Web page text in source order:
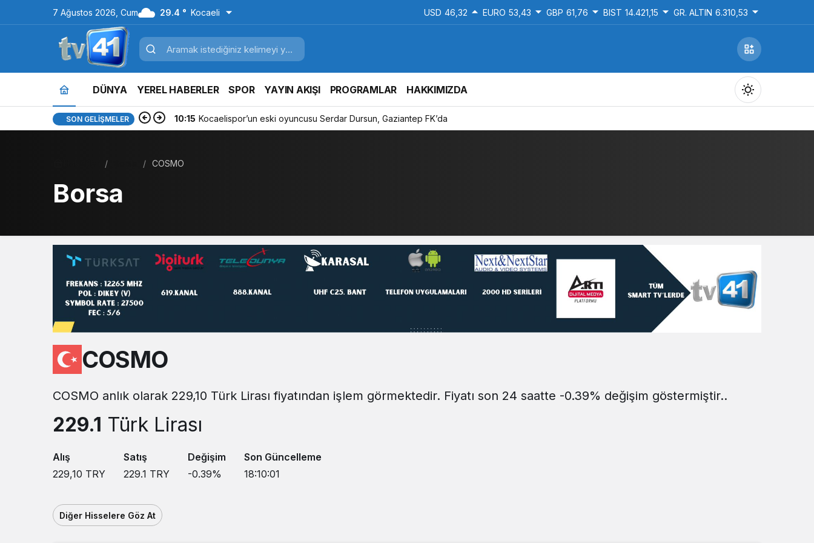
7 Ağustos 2026, Cum 29.4 ° Kocaeli USD 46,32 EURO 53,43 GBP 61,76 BIST 14.421,15 GR. ALTIN 6.310,53
DÜNYA YEREL HABERLER SPOR YAYIN AKIŞI PROGRAMLAR HAKKIMIZDA
Gece Modu
Gece modunu seçin.
Sistem Modu
Sistem modunu seçin.
SON GELIŞMELER 10:15 Kocaelispor’un eski oyuncusu Serdar Dursun, Gaziantep FK’da
COSMO
Borsa
COSMO
COSMO anlık olarak 229,10 Türk Lirası fiyatından işlem görmektedir. Fiyatı son 24 saatte -0.39% değişim göstermiştir..
229.1 Türk Lirası
Alış
229,10 TRY
Satış
229.1 TRY
Değişim
-0.39%
Son Güncelleme
18:10:01
Diğer Hisselere Göz At